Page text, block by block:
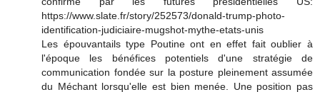
https://www.slate.fr/story/252573/donald-trump-photo-
identification-judiciaire-mugshot-mythe-etats-unis
Les épouvantails type Poutine ont en effet fait oublier à
l'époque les bénéfices potentiels d'une stratégie de
communication fondée sur la posture pleinement assumée
du Méchant lorsqu'elle est bien menée. Une position pas